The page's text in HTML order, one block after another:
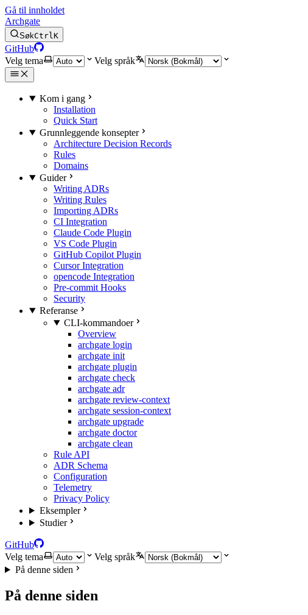
Gå til innholdet
Archgate
SøkCtrlK
GitHub
Velg tema
Velg språk
Kom i gang
Installation
Quick Start
Grunnleggende konsepter
Architecture Decision Records
Rules
Domains
Guider
Writing ADRs
Writing Rules
Importing ADRs
CI Integration
Claude Code Plugin
VS Code Plugin
GitHub Copilot Plugin
Cursor Integration
opencode Integration
Pre-commit Hooks
Security
Referanse
CLI-kommandoer
Overview
archgate login
archgate init
archgate plugin
archgate check
archgate adr
archgate review-context
archgate session-context
archgate upgrade
archgate doctor
archgate clean
Rule API
ADR Schema
Configuration
Telemetry
Privacy Policy
Eksempler
Studier
GitHub
Velg tema
Velg språk
På denne siden
På denne siden